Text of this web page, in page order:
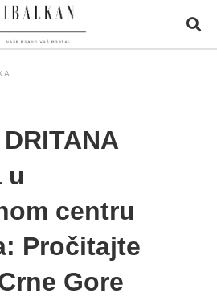
u
centru
Pročitajte
Gore